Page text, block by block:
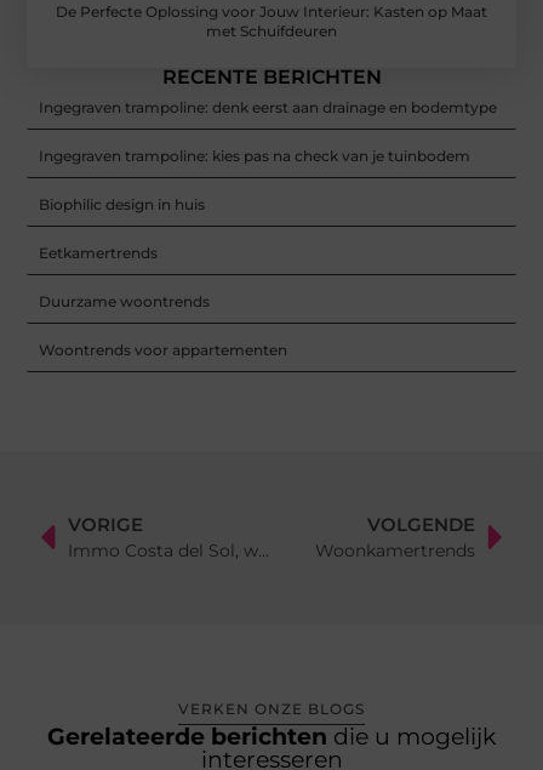
De Perfecte Oplossing voor Jouw Interieur: Kasten op Maat
met Schuifdeuren
RECENTE BERICHTEN
Ingegraven trampoline: denk eerst aan drainage en bodemtype
Ingegraven trampoline: kies pas na check van je tuinbodem
Biophilic design in huis
Eetkamertrends
Duurzame woontrends
Woontrends voor appartementen
VORIGE
Immo Costa del Sol, wonen in Marbella
VOLGENDE
Woonkamertrends
VERKEN ONZE BLOGS
Gerelateerde berichten die u mogelijk
interesseren